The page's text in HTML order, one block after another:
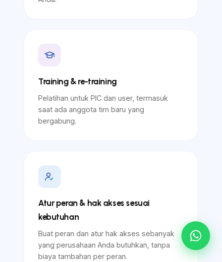
Training & re-training
Pelatihan untuk PIC dan user, termasuk
saat ada anggota tim baru yang
bergabung.
Atur peran & hak akses sesuai
kebutuhan
Buat peran dan atur hak akses sebanyak
yang perusahaan Anda butuhkan, tanpa
biaya tambahan per peran.